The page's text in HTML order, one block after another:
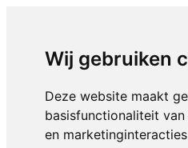
Wij gebruiken
Deze website maakt
basisfunctionaliteit
en